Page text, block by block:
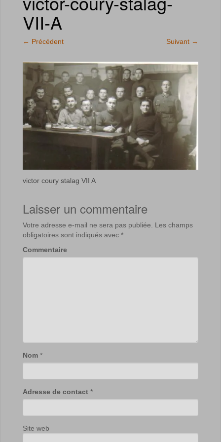
VII-A
← Précédent Suivant →
victor coury stalag VII A
Laisser un commentaire
Votre adresse e-mail ne sera pas publiée.
Les champs
obligatoires sont indiqués avec *
Commentaire
Nom *
Adresse de contact *
Site web